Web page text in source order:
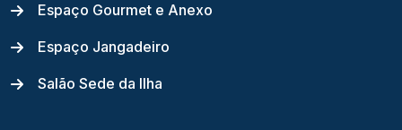
Espaço Gourmet e Anexo
Espaço Jangadeiro
Salão Sede da Ilha